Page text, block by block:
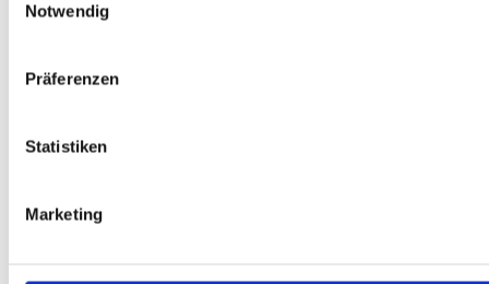
Notwendig
Präferenzen
Statistiken
Marketing